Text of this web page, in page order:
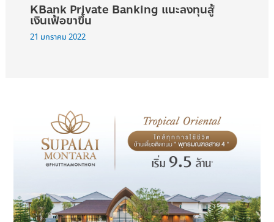
KBank Private Banking แนะลงทุนสู้
เงินเฟ้อขาขึ้น
21 มกราคม 2022